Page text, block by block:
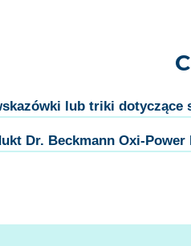
lub triki dotyczące
Dr. Beckmann Oxi-